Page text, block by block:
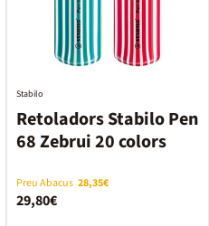
Retoladors Stabilo Pen
68 Zebrui 20 colors
Stabilo
Preu Abacus 28,35€
29,80€